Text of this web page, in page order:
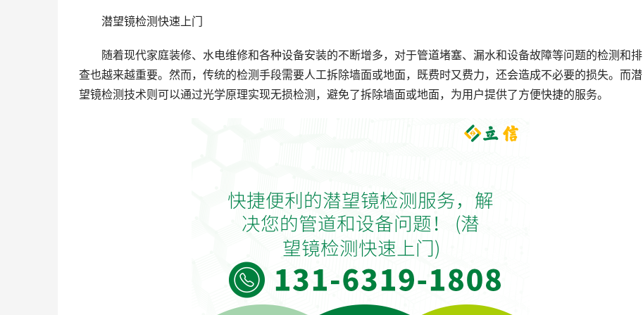
潜望镜检测快速上门
随着现代家庭装修、水电维修和各种设备安装的不断增多，对于管道堵塞、漏水和设备故障等问题的检测和排
查也越来越重要。然而，传统的检测手段需要人工拆除墙面或地面，既费时又费力，还会造成不必要的损失。而潜
望镜检测技术则可以通过光学原理实现无损检测，避免了拆除墙面或地面，为用户提供了方便快捷的服务。